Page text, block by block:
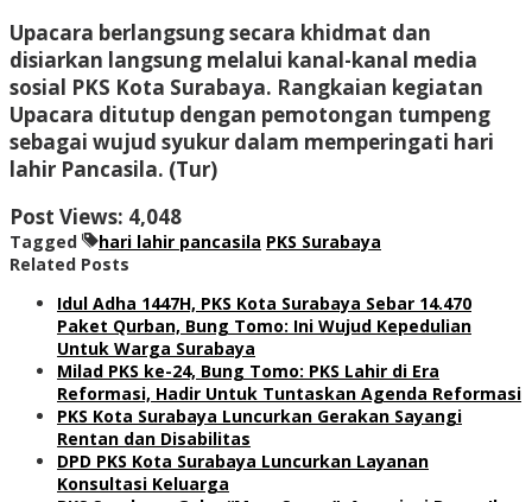
Upacara berlangsung secara khidmat dan
disiarkan langsung melalui kanal-kanal media
sosial PKS Kota Surabaya. Rangkaian kegiatan
Upacara ditutup dengan pemotongan tumpeng
sebagai wujud syukur dalam memperingati hari
lahir Pancasila. (Tur)
Post Views: 4,048
Tagged hari lahir pancasila PKS Surabaya
Related Posts
Idul Adha 1447H, PKS Kota Surabaya Sebar 14.470
Paket Qurban, Bung Tomo: Ini Wujud Kepedulian
Untuk Warga Surabaya
Milad PKS ke-24, Bung Tomo: PKS Lahir di Era
Reformasi, Hadir Untuk Tuntaskan Agenda Reformasi
PKS Kota Surabaya Luncurkan Gerakan Sayangi
Rentan dan Disabilitas
DPD PKS Kota Surabaya Luncurkan Layanan
Konsultasi Keluarga